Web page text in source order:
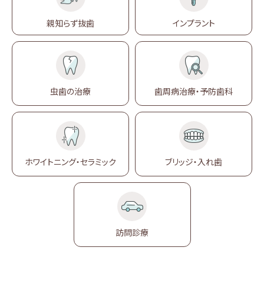
親知らず抜歯 インプラント
虫歯の治療 歯周病治療・予防歯科
ホワイトニング・セラミック ブリッジ・ 入れ歯
訪問診療